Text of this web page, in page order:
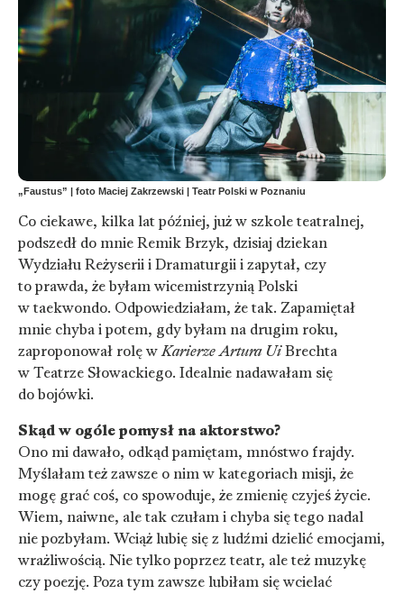
„Faustus” | foto Maciej Zakrzewski | Teatr Polski w Poznaniu
Co ciekawe, kilka lat później, już w szkole teatralnej,
podszedł do mnie Remik Brzyk, dzisiaj dziekan
Wydziału Reżyserii i Dramaturgii i zapytał, czy
to prawda, że byłam wicemistrzynią Polski
w taekwondo. Odpowiedziałam, że tak. Zapamiętał
mnie chyba i potem, gdy byłam na drugim roku,
zaproponował rolę wKarierze Artura UiBrechta
w Teatrze Słowackiego. Idealnie nadawałam się
do bojówki.
Skąd w ogóle pomysł na aktorstwo?
Ono mi dawało, odkąd pamiętam, mnóstwo frajdy.
Myślałam też zawsze o nim w kategoriach misji, że
mogę grać coś, co spowoduje, że zmienię czyjeś życie.
Wiem, naiwne, ale tak czułam i chyba się tego nadal
nie pozbyłam. Wciąż lubię się z ludźmi dzielić emocjami,
wrażliwością. Nie tylko poprzez teatr, ale też muzykę
czy poezję. Poza tym zawsze lubiłam się wcielać